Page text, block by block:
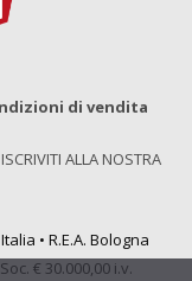
di vendita
ISCRIVITI ALLA NOSTRA
• R.E.A. Bologna
€ 30.000,00 i.v.